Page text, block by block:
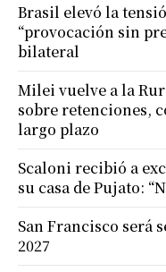
Brasil elevó la
“provocación sin
bilateral
Milei vuelve a la
sobre retenciones,
largo plazo
Scaloni recibió a
su casa de Pujato:
San Francisco será
2027